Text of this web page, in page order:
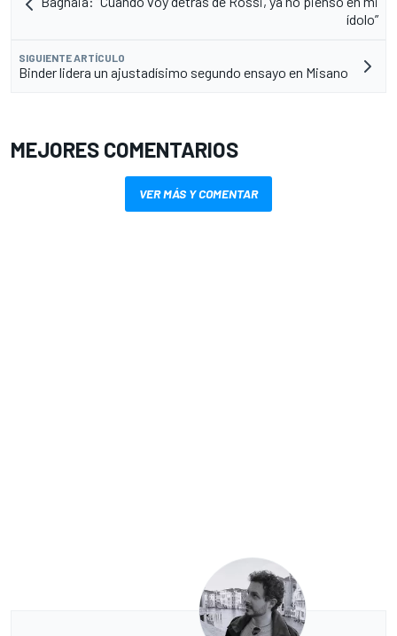
ídolo”
SIGUIENTE ARTÍCULO
Binder lidera un ajustadísimo segundo ensayo en Misano
MEJORES COMENTARIOS
VER MÁS Y COMENTAR